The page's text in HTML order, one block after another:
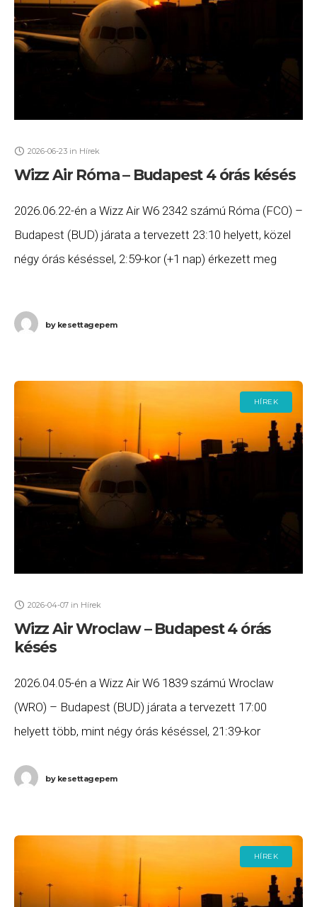
2026-06-23 in Hírek
Wizz Air Róma – Budapest 4 órás késés
2026.06.22-én a Wizz Air W6 2342 számú Róma (FCO) –
Budapest (BUD) járata a tervezett 23:10 helyett, közel
négy órás késéssel, 2:59-kor (+1 nap) érkezett meg
bykesettagepem
HÍREK
2026-04-07 in Hírek
Wizz Air Wroclaw – Budapest 4 órás
késés
2026.04.05-én a Wizz Air W6 1839 számú Wroclaw
(WRO) – Budapest (BUD) járata a tervezett 17:00
helyett több, mint négy órás késéssel, 21:39-kor
bykesettagepem
HÍREK